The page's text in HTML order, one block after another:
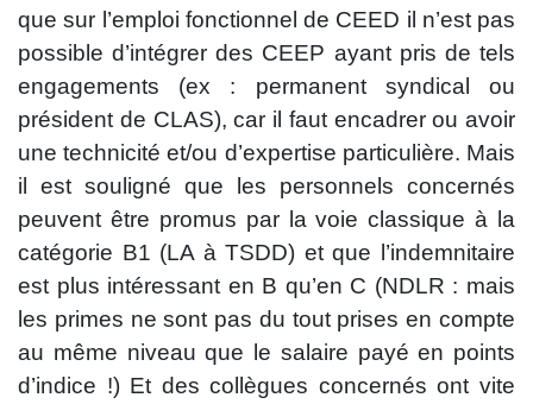
que sur l’emploi fonctionnel de CEED il n’est pas
possible d’intégrer des CEEP ayant pris de tels
engagements (ex : permanent syndical ou
président de CLAS), car il faut encadrer ou avoir
une technicité et/ou d’expertise particulière. Mais
il est souligné que les personnels concernés
peuvent être promus par la voie classique à la
catégorie B1 (LA à TSDD) et que l’indemnitaire
est plus intéressant en B qu’en C (NDLR : mais
les primes ne sont pas du tout prises en compte
au même niveau que le salaire payé en points
d’indice !) Et des collègues concernés ont vite